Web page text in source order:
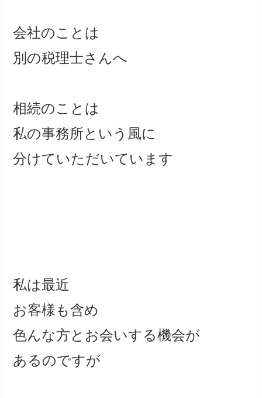
会社のことは
別の税理士さんへ
相続のことは
私の事務所という風に
分けていただいています
私は最近
お客様も含め
色んな方とお会いする機会が
あるのですが